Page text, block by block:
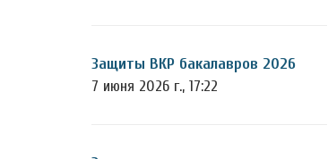
Защиты ВКР бакалавров 2026
7 июня 2026 г., 17:22